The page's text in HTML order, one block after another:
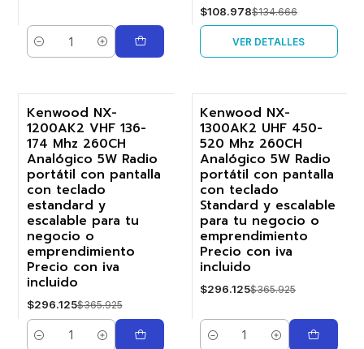
Cantidad
$108.978$134.666
VER DETALLES
-19%
Kenwood NX-
1200AK2 VHF 136-
174 Mhz 260CH
Analógico 5W Radio
portátil con pantalla
con teclado
estandard y
escalable para tu
negocio o
emprendimiento
Precio con iva
incluido
$296.125$365.925
Cantidad
-19%
Kenwood NX-
1300AK2 UHF 450-
520 Mhz 260CH
Analógico 5W Radio
portátil con pantalla
con teclado
Standard y escalable
para tu negocio o
emprendimiento
Precio con iva
incluido
$296.125$365.925
Cantidad